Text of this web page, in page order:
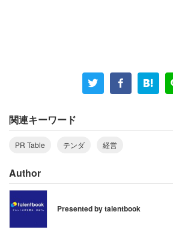
それから根底にある理念や価値観
DNA』として言葉で表現しました
ものがあって、2020年の株式上場
化し成長し続けているテンダを表
これをわかりやすくひとことで表せな
関連キーワード
PR Table テンダ 経営
Author
Presented by talentbook